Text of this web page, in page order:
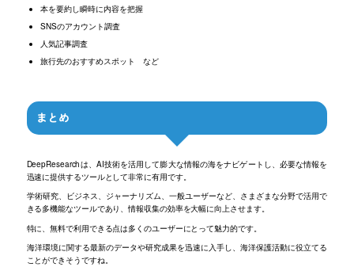
Research
Perplexity
Perplexity
AI
日）
Genspark
Deep
Perplexity
AI
OpenAI
GPT-4や
Claude、
Gemini
など
高度な
情報収
析、整
理
無料（1日
1件ま
良プラン
本を要約し瞬時に内容を把握
SNSのアカウント調査
人気記事調査
旅行先のおすすめスポット など
まとめ
DeepResearchは、AI技術を活用して膨大な情報の海をナビゲートし、必要な情報を
迅速に提供するツールとして非常に有用です。
学術研究、ビジネス、ジャーナリズム、一般ユーザーなど、さまざまな分野で活用で
きる多機能なツールであり、情報収集の効率を大幅に向上させます。
特に、無料で利用できる点は多くのユーザーにとって魅力的です。
海洋環境に関する最新のデータや研究成果を迅速に入手し、海洋保護活動に役立てる
ことができそうですね。